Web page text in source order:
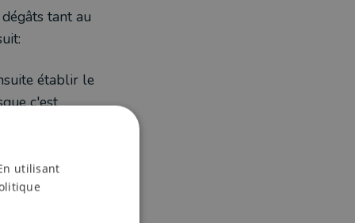
tant au
établir le
c'est
par l'assureur
les
et la pénurie
utilisant